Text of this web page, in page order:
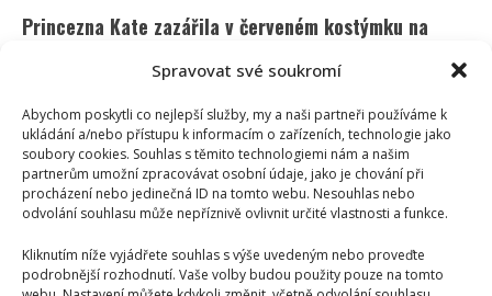
Spravovat své soukromí
Abychom poskytli co nejlepší služby, my a naši partneři používáme k
ukládání a/nebo přístupu k informacím o zařízeních, technologie jako
soubory cookies. Souhlas s těmito technologiemi nám a našim
partnerům umožní zpracovávat osobní údaje, jako je chování při
procházení nebo jedinečná ID na tomto webu. Nesouhlas nebo
odvolání souhlasu může nepříznivě ovlivnit určité vlastnosti a funkce.
Kliknutím níže vyjádřete souhlas s výše uvedeným nebo proveďte
podrobnější rozhodnutí. Vaše volby budou použity pouze na tomto
Princezna Kate zazářila v červeném kostýmku na
Lenka Marousková
Princezna Kate zazářila během oslavy anglického
ženského ragbyového týmu Red Roses na hradě
Windsor. Po období, kdy...
VíceRead
about
Princezna
Kate